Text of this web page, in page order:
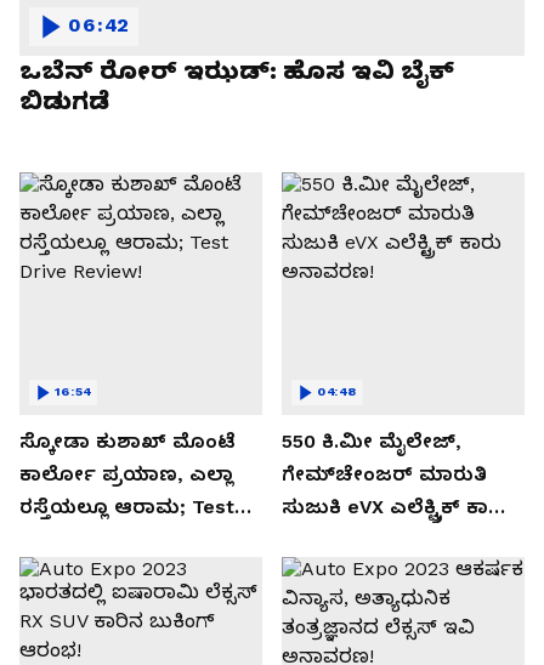
ಒಬೆನ್ ರೋರ್ ಇಝಡ್: ಹೊಸ ಇವಿ ಬೈಕ್
ಬಿಡುಗಡೆ
06:42
ಸ್ಕೋಡಾ ಕುಶಾಖ್ ಮೊಂಟೆ
ಕಾರ್ಲೋ ಪ್ರಯಾಣ, ಎಲ್ಲಾ
ರಸ್ತೆಯಲ್ಲೂ ಆರಾಮ; Test
16:54
550 ಕಿ.ಮೀ ಮೈಲೇಜ್,
ಗೇಮ್‌ಚೇಂಜರ್ ಮಾರುತಿ
ಸುಜುಕಿ eVX ಎಲೆಕ್ಟ್ರಿಕ್ ಕಾರು
04:48